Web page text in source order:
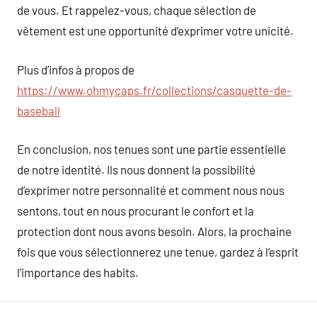
de vous. Et rappelez-vous, chaque sélection de
vêtement est une opportunité d’exprimer votre unicité.
Plus d’infos à propos de
https://www.ohmycaps.fr/collections/casquette-de-
baseball
En conclusion, nos tenues sont une partie essentielle
de notre identité. Ils nous donnent la possibilité
d’exprimer notre personnalité et comment nous nous
sentons, tout en nous procurant le confort et la
protection dont nous avons besoin. Alors, la prochaine
fois que vous sélectionnerez une tenue, gardez à l’esprit
l’importance des habits.